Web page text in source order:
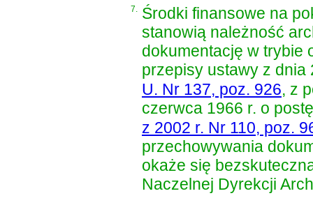
7. Środki finansowe na
stanowią należność
dokumentację w trybie
przepisy ustawy z dnia
U. Nr 137, poz. 926, z
czerwca 1966 r. o
z 2002 r. Nr 110, poz.
przechowywania
okaże się
Naczelnej Dyrekcji